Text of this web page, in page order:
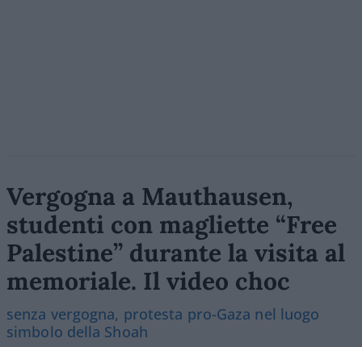
Vergogna a Mauthausen,
studenti con magliette “Free
Palestine” durante la visita al
memoriale. Il video choc
senza vergogna, protesta pro-Gaza nel luogo
simbolo della Shoah